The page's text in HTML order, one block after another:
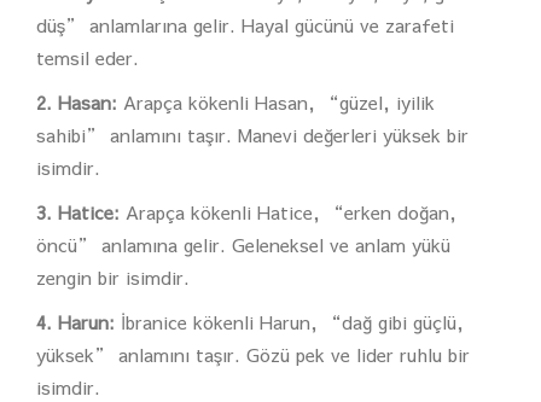
düş” anlamlarına gelir. Hayal gücünü ve zarafeti
temsil eder.
2. Hasan: Arapça kökenli Hasan, “güzel, iyilik
sahibi” anlamını taşır. Manevi değerleri yüksek bir
isimdir.
3. Hatice: Arapça kökenli Hatice, “erken doğan,
öncü” anlamına gelir. Geleneksel ve anlam yükü
zengin bir isimdir.
4. Harun: İbranice kökenli Harun, “dağ gibi güçlü,
yüksek” anlamını taşır. Gözü pek ve lider ruhlu bir
isimdir.